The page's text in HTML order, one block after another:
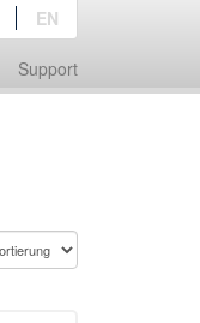
Support
EN